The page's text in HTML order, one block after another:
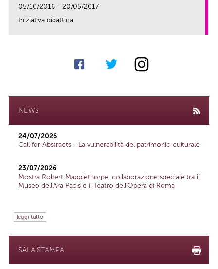
05/10/2016 - 20/05/2017
Iniziativa didattica
NEWS
24/07/2026
Call for Abstracts - La vulnerabilità del patrimonio culturale
23/07/2026
Mostra Robert Mapplethorpe, collaborazione speciale tra il
Museo dell'Ara Pacis e il Teatro dell'Opera di Roma
leggi tutto
SALA STAMPA